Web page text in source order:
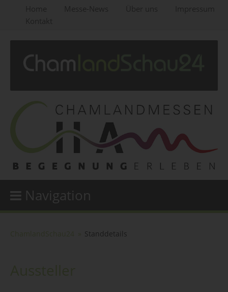
Navigation
Standdetails